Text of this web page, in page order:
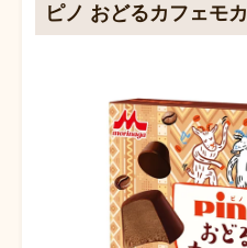
ピノ おどるカフェモカ